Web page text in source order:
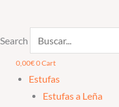
Search
0,00€0Cart
Estufas
Estufas a Leña